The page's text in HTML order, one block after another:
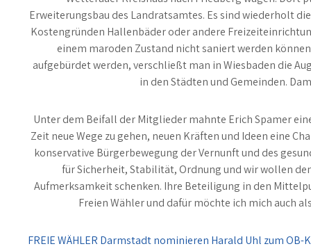
Erweiterungsbau des Landratsamtes. Es sind wiederholt
Kostengründen Hallenbäder oder andere
einem maroden Zustand nicht saniert werden
aufgebürdet werden, verschließt man in Wiesbaden die
in den Städten und Gemeinden.
Unter dem Beifall der Mitglieder mahnte Erich Spamer
Zeit neue Wege zu gehen, neuen Kräften und Ideen eine
konservative Bürgerbewegung der Vernunft und des
für Sicherheit, Stabilität, Ordnung und wir wollen
Aufmerksamkeit schenken. Ihre Beteiligung in den
Freien Wähler und dafür möchte ich mich auch
Beitragsnavigation
FREIE WÄHLER Darmstadt nominieren Harald Uhl zum OB-